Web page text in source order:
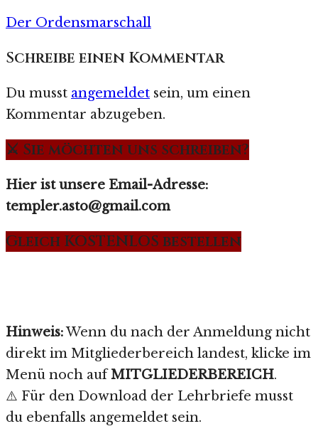
Der Ordensmarschall
Schreibe einen Kommentar
Du musst angemeldet sein, um einen
Kommentar abzugeben.
⚔️ Sie möchten uns schreiben?
Hier ist unsere Email-Adresse:
templer.asto@gmail.com
Gleich KOSTENLOS bestellen
Hinweis:Wenn du nach der Anmeldung nicht
direkt im Mitgliederbereich landest, klicke im
Menü noch aufMITGLIEDERBEREICH.
⚠️ Für den Download der Lehrbriefe musst
du ebenfalls angemeldet sein.